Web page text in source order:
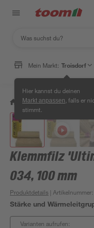
Mein Markt: Troisdorf
Hier kannst du deinen
Markt anpassen , falls er
stimmt.
/ Bauen & Renovieren /
Klemmfilz
034, 100 mm
Produktdetails | Artikelnummer
Stärke und
Varianten aufrufen: